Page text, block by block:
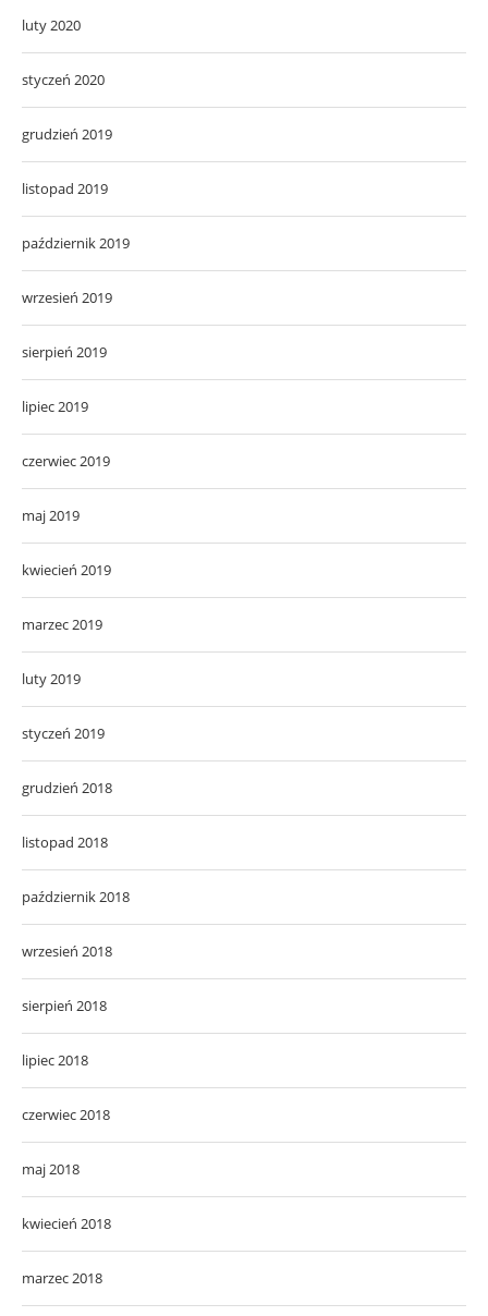
luty 2020
styczeń 2020
grudzień 2019
listopad 2019
październik 2019
wrzesień 2019
sierpień 2019
lipiec 2019
czerwiec 2019
maj 2019
kwiecień 2019
marzec 2019
luty 2019
styczeń 2019
grudzień 2018
listopad 2018
październik 2018
wrzesień 2018
sierpień 2018
lipiec 2018
czerwiec 2018
maj 2018
kwiecień 2018
marzec 2018